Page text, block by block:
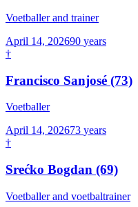
Voetballer and trainer
April 14, 202690 years
†
Francisco Sanjosé (73)
Voetballer
April 14, 202673 years
†
Srećko Bogdan (69)
Voetballer and voetbaltrainer